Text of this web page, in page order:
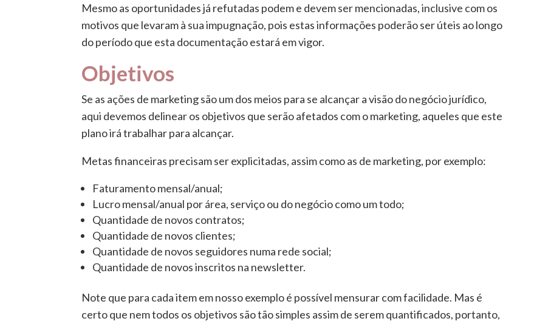
Mesmo as oportunidades já refutadas podem e devem ser mencionadas, inclusive com os
motivos que levaram à sua impugnação, pois estas informações poderão ser úteis ao longo
do período que esta documentação estará em vigor.
Objetivos
Se as ações de marketing são um dos meios para se alcançar a visão do negócio jurídico,
aqui devemos delinear os objetivos que serão afetados com o marketing, aqueles que este
plano irá trabalhar para alcançar.
Metas financeiras precisam ser explicitadas, assim como as de marketing, por exemplo:
Faturamento mensal/anual;
Lucro mensal/anual por área, serviço ou do negócio como um todo;
Quantidade de novos contratos;
Quantidade de novos clientes;
Quantidade de novos seguidores numa rede social;
Quantidade de novos inscritos na newsletter.
Note que para cada item em nosso exemplo é possível mensurar com facilidade. Mas é
certo que nem todos os objetivos são tão simples assim de serem quantificados, portanto,